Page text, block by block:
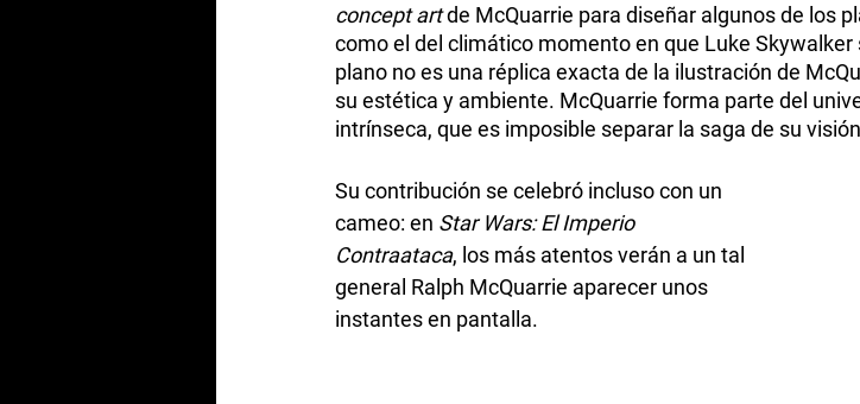
concept art de McQuarrie para diseñar algunos de los
como el del climático momento en que Luke Skywalker
plano no es una réplica exacta de la ilustración de
su estética y ambiente. McQuarrie forma parte del
intrínseca, que es imposible separar la saga de su
Su contribución se celebró incluso con un
cameo: en Star Wars: El Imperio
Contraataca, los más atentos verán a un tal
general Ralph McQuarrie aparecer unos
instantes en pantalla.